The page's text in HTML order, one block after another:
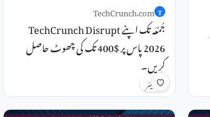
T
TechCrunch.com
جُمُعَہ تک اپنے TechCrunch Disrupt
2026 پاس پر $400 تک کی چھوٹ حاصل
کریں۔
3 گھنٹے پہلے شیئر